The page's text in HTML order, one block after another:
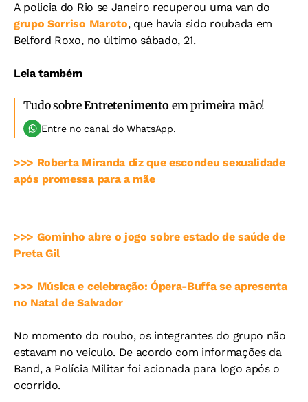
A polícia do Rio se Janeiro recuperou uma van do
grupo Sorriso Maroto, que havia sido roubada em
Belford Roxo, no último sábado, 21.
Leia também
Tudo sobreEntretenimento em primeira mão!
Entre no canal do WhatsApp.
>>> Roberta Miranda diz que escondeu sexualidade
após promessa para a mãe
>>> Gominho abre o jogo sobre estado de saúde de
Preta Gil
>>> Música e celebração: Ópera-Buffa se apresenta
no Natal de Salvador
No momento do roubo, os integrantes do grupo não
estavam no veículo. De acordo com informações da
Band, a Polícia Militar foi acionada para logo após o
ocorrido.